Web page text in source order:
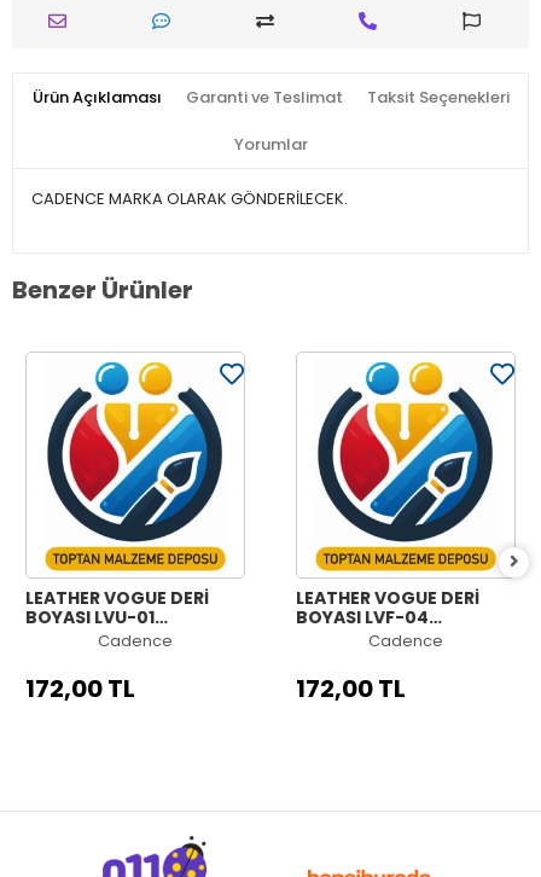
Ürün Açıklaması Garanti ve Teslimat Taksit Seçenekleri
Yorumlar
CADENCE MARKA OLARAK GÖNDERİLECEK.
Benzer Ürünler
LEATHER VOGUE DERİ
BOYASI LVU-01
ULTRAVİOLE MAVİ 50ML
Cadence
172,00 TL
LEATHER VOGUE DERİ
BOYASI LVF-04
FOSFORLU YEŞİL 50ML
Cadence
172,00 TL